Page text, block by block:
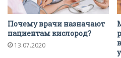
Почему врачи назначают
пациентам кислород?
13.07.2020